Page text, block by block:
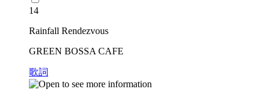
14
Rainfall Rendezvous
GREEN BOSSA CAFE
歌詞